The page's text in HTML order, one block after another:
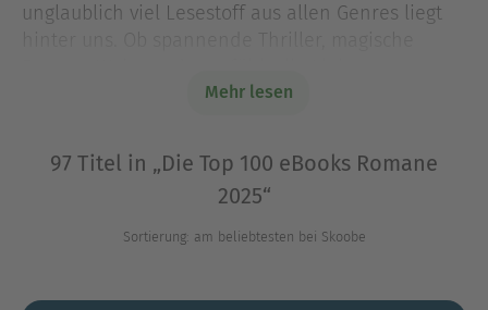
unglaublich viel Lesestoff aus allen Genres liegt
für jeden Geschmack war etwas dabei. Lass Dich
Herzen der Skoobe Leser:innen erobert haben.
Tauche ein in die faszinierende Welt der
meistgelesenen eBooks.
Mehr lesen
97 Titel in „Die Top 100 eBooks Romane
2025“
Sortierung: am beliebtesten bei Skoobe